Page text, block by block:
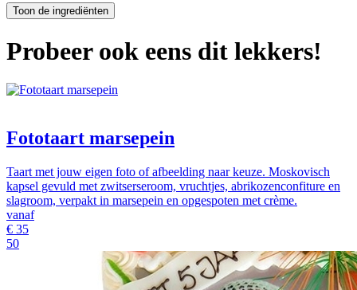
Probeer ook eens dit lekkers!
Fototaart marsepein
Taart met jouw eigen foto of afbeelding naar keuze. Moskovisch
kapsel gevuld met zwitserseroom, vruchtjes, abrikozenconfiture en
slagroom, verpakt in marsepein en opgespoten met crème.
vanaf
€ 35
50